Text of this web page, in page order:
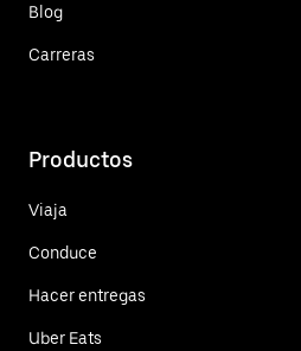
Blog
Carreras
Productos
Viaja
Conduce
Hacer entregas
Uber Eats